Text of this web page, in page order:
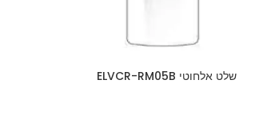
שלט אלחוטי ELVCR-RM05B